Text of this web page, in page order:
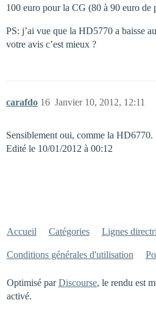
100 euro pour la CG (80 à 90 euro de
PS: j’ai vue que la HD5770 a baisse
votre avis c’est mieux ?
carafdo Janvier 10, 2012, 12:11
16
Sensiblement oui, comme la HD6770.
Edité le 10/01/2012 à 00:12
Accueil Catégories Lignes
Conditions générales d'utilisation
Optimisé parDiscourse, le rendu est
activé.